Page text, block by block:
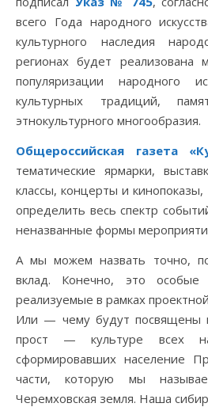
всего Года народного
культурного наследия
регионах будет реализована
популяризации народного
культурных традиций,
этнокультурного многообразия.
Общероссийская газета
тематические ярмарки,
классы, концерты и
определить весь спектр
неназванные формы
А мы можем назвать точно,
вклад. Конечно, это особые
реализуемые в рамках
Или — чему будут посвящены
прост — культуре всех
сформировавших население
части, которую мы
Черемховская земля. Наша